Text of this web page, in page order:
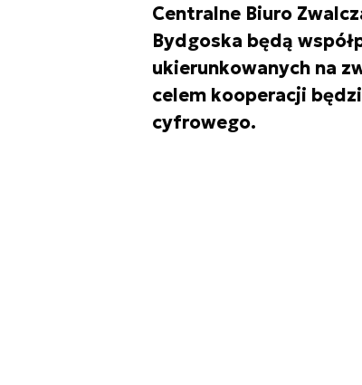
Centralne Biuro
Bydgoska będą
ukierunkowanych na
celem kooperacji
cyfrowego.